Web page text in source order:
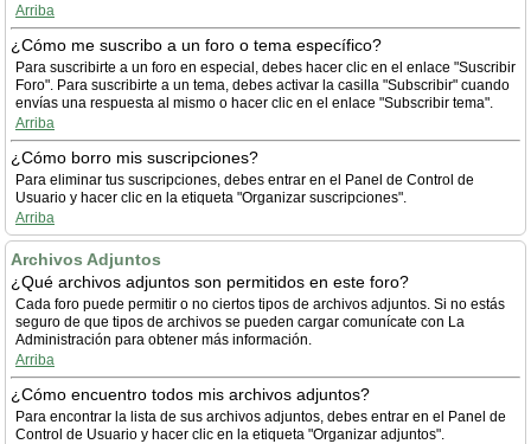
Arriba
¿Cómo me suscribo a un foro o tema específico?
Para suscribirte a un foro en especial, debes hacer clic en el enlace "Suscribir
Foro". Para suscribirte a un tema, debes activar la casilla "Subscribir" cuando
envías una respuesta al mismo o hacer clic en el enlace "Subscribir tema".
Arriba
¿Cómo borro mis suscripciones?
Para eliminar tus suscripciones, debes entrar en el Panel de Control de
Usuario y hacer clic en la etiqueta "Organizar suscripciones".
Arriba
Archivos Adjuntos
¿Qué archivos adjuntos son permitidos en este foro?
Cada foro puede permitir o no ciertos tipos de archivos adjuntos. Si no estás
seguro de que tipos de archivos se pueden cargar comunícate con La
Administración para obtener más información.
Arriba
¿Cómo encuentro todos mis archivos adjuntos?
Para encontrar la lista de sus archivos adjuntos, debes entrar en el Panel de
Control de Usuario y hacer clic en la etiqueta "Organizar adjuntos".